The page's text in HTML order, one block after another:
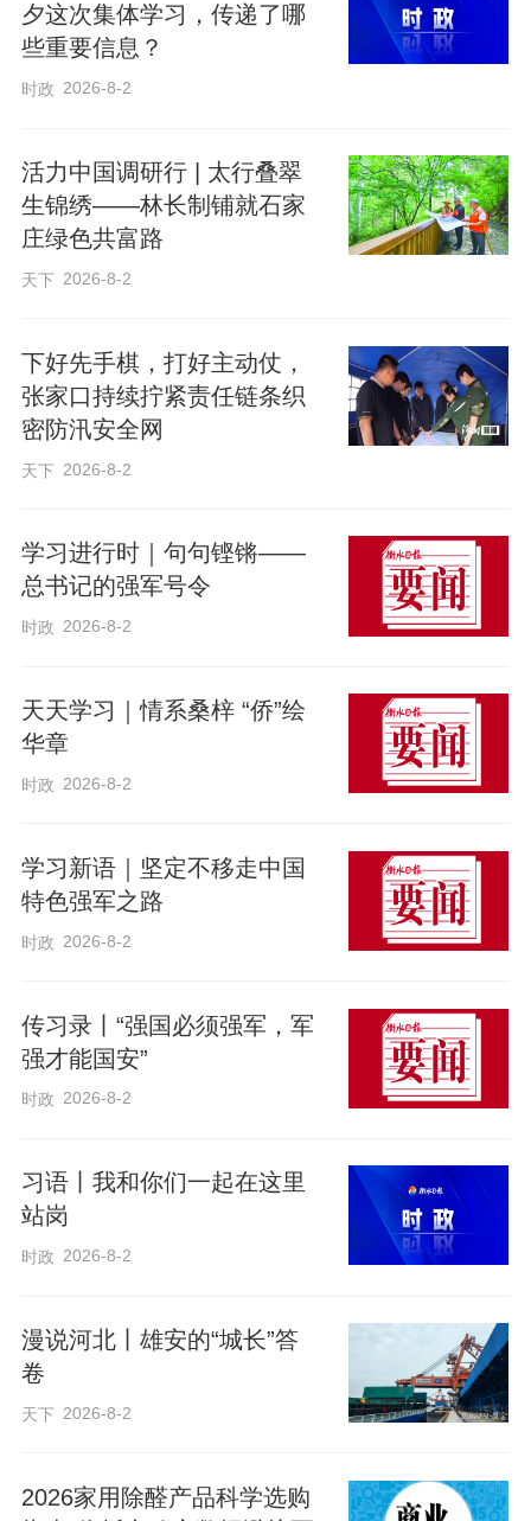
活动中，博物馆讲解员带领孩子们有序参
观各个展厅，以深入浅出的方式介绍武强
年画的发展历史、独特的刻版印刷技艺及
其蕴含的传统民俗寓意，帮助大家读懂年
意涂色互动环节。孩子们亲手操作、专注
创作，在实践中感受传统工艺的精妙，切
身领略武强年画的独特魅力。
此次研学活动以寓教于乐的形式，让青少
年近距离接触并热爱非遗，有效拓宽了传
统文化的传播路径，进一步推动武强年画
相传。
夕这次集体学习，传递了哪
些重要信息？
时政 2026-8-2
活力中国调研行 | 太行叠翠
生锦绣——林长制铺就石家
庄绿色共富路
天下 2026-8-2
下好先手棋，打好主动仗，
张家口持续拧紧责任链条织
密防汛安全网
天下 2026-8-2
学习进行时｜句句铿锵——
总书记的强军号令
时政 2026-8-2
天天学习｜情系桑梓 “侨”绘
华章
时政 2026-8-2
学习新语｜坚定不移走中国
特色强军之路
时政 2026-8-2
传习录丨“强国必须强军，军
强才能国安”
时政 2026-8-2
习语丨我和你们一起在这里
站岗
时政 2026-8-2
漫说河北丨雄安的“城长”答
卷
天下 2026-8-2
2026家用除醛产品科学选购